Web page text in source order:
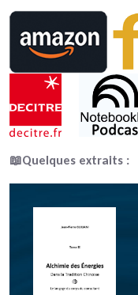
📖Quelques extraits :